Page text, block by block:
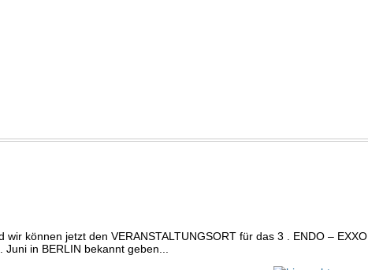
können jetzt den VERANSTALTUNGSORT für das 3 . ENDO – EXXO
in BERLIN bekannt geben...